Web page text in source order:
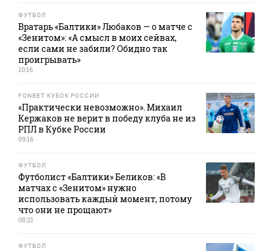
ФУТБОЛ
Вратарь «Балтики» Любаков — о матче с
«Зенитом»: «А смысл в моих сейвах,
если сами не забили? Обидно так
проигрывать»
10:16
FONBET КУБОК РОССИИ
«Практически невозможно». Михаил
Кержаков не верит в победу клуба не из
РПЛ в Кубке России
09:16
ФУТБОЛ
Футболист «Балтики» Беликов: «В
матчах с «Зенитом» нужно
использовать каждый момент, потому
что они не прощают»
08:21
ФУТБОЛ